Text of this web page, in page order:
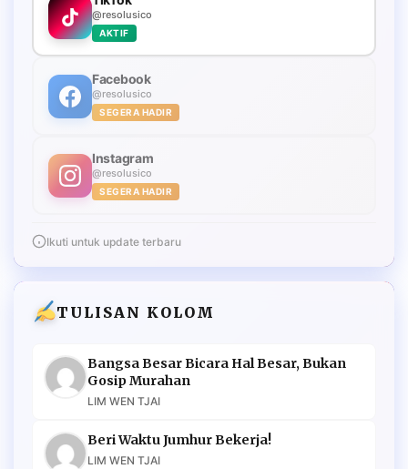
@resolusico
AKTIF
Facebook
@resolusico
SEGERA HADIR
Instagram
@resolusico
SEGERA HADIR
Ikuti untuk update terbaru
TULISAN KOLOM
Bangsa Besar Bicara Hal Besar, Bukan
Gosip Murahan
LIM WEN TJAI
Beri Waktu Jumhur Bekerja!
LIM WEN TJAI